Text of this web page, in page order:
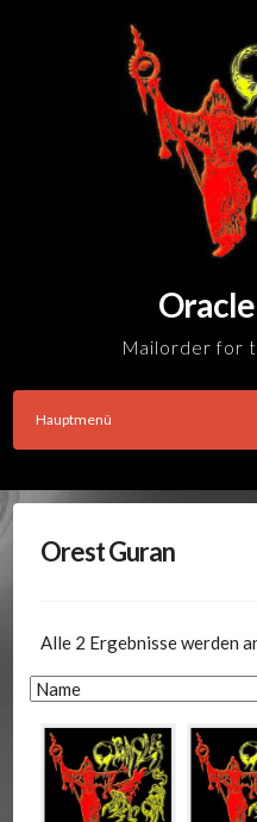
Mailorder for
Hauptmenü
Orest Guran
Alle 2 Ergebnisse werden